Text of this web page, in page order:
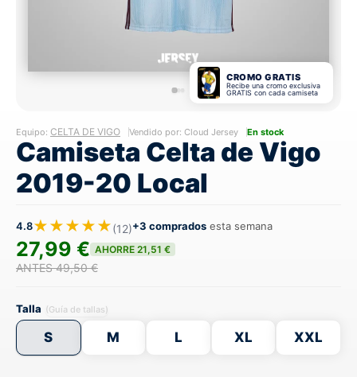
CROMO GRATIS
Recibe una cromo exclusiva
GRATIS con cada camiseta
Equipo: CELTA DE VIGO Vendido por: Cloud Jersey En stock
Camiseta Celta de Vigo
2019-20 Local
4.8★★★★★(12)+3 comprados esta semana
27,99 € AHORRE 21,51 €
ANTES 49,50 €
Talla (Guía de tallas)
S M L XL XXL